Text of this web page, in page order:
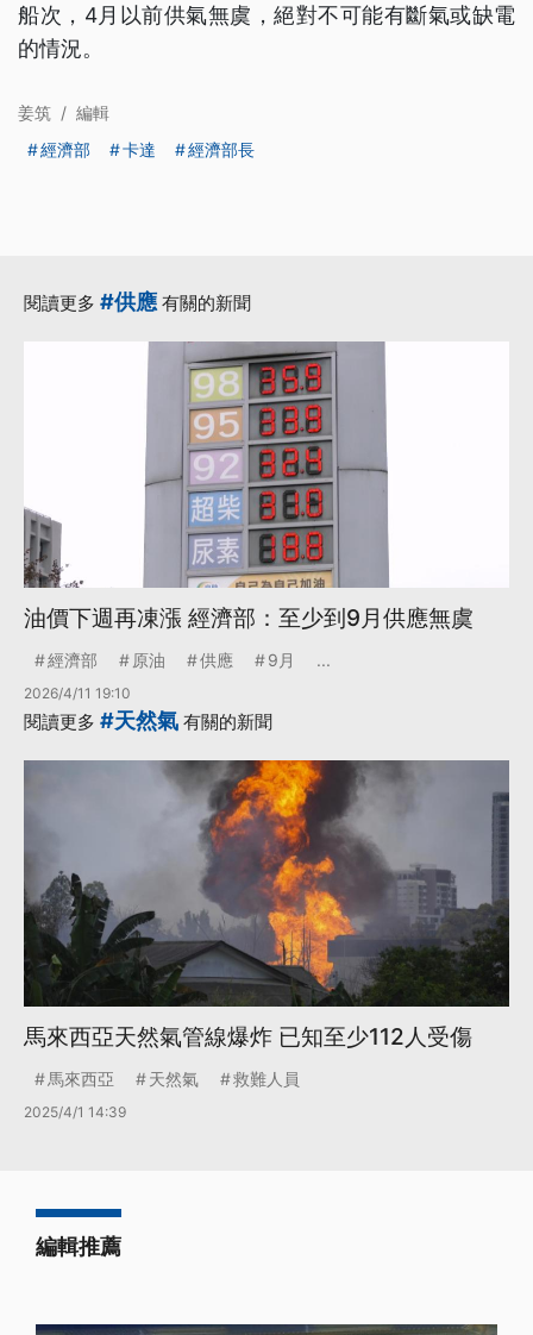
船次，4月以前供氣無虞，絕對不可能有斷氣或缺電
的情況。
姜筑 / 編輯
經濟部
卡達 經濟部長
閱讀更多 #供應 有關的新聞
油價下週再凍漲 經濟部：至少到9月供應無虞
經濟部 原油 供應 9月 ...
2026/4/11 19:10
閱讀更多 #天然氣 有關的新聞
馬來西亞天然氣管線爆炸 已知至少112人受傷
馬來西亞 天然氣 救難人員
2025/4/1 14:39
編輯推薦